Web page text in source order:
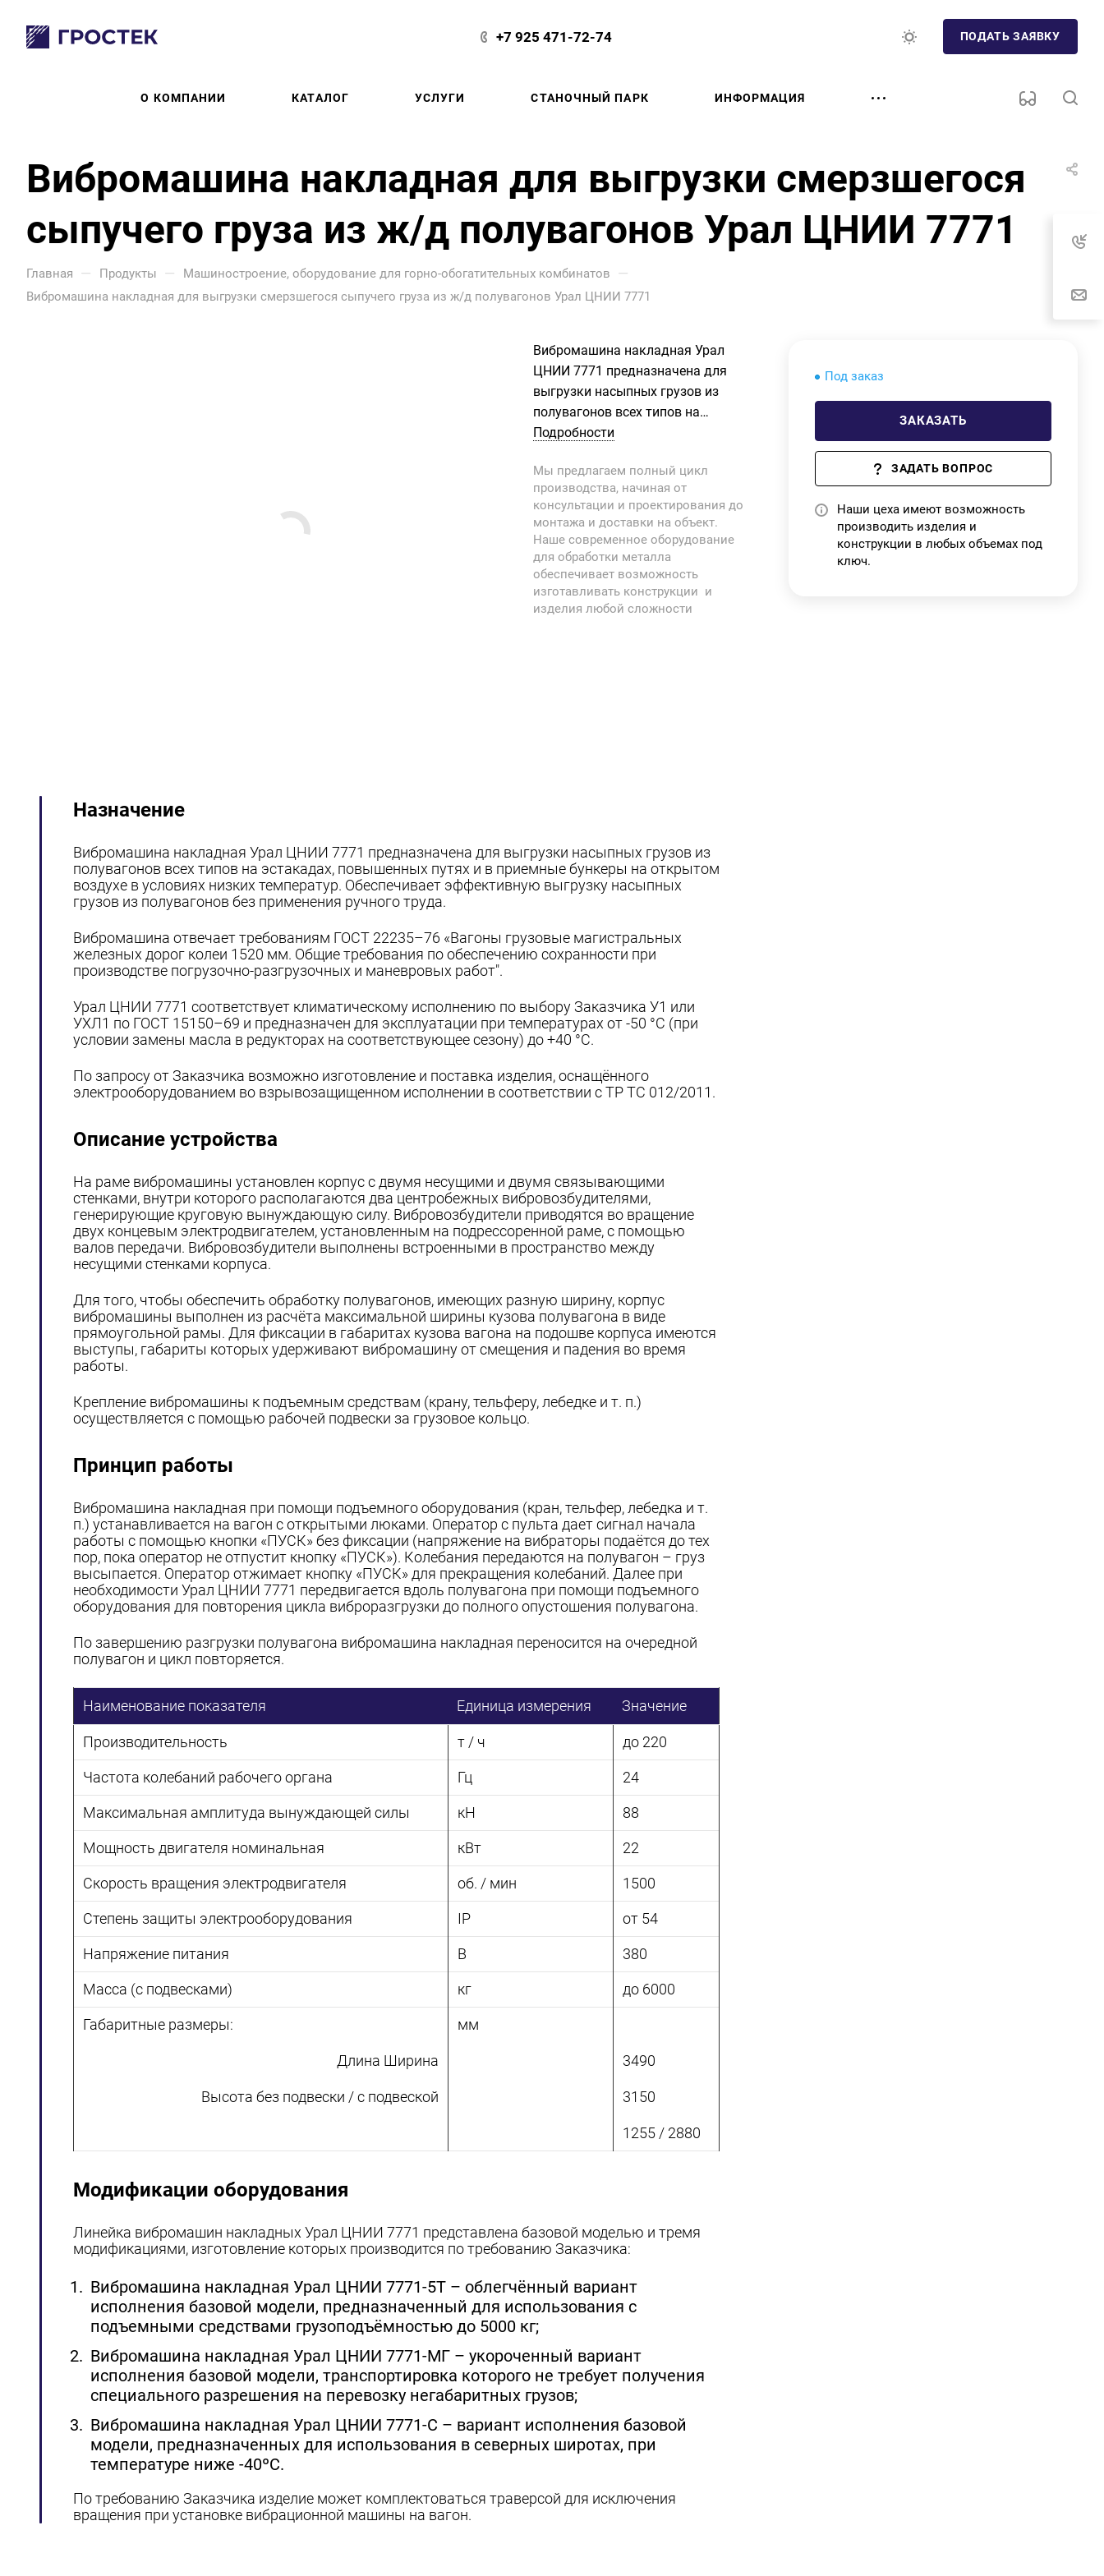
+7 925 471-72-74 ПОДАТЬ ЗАЯВКУ
О КОМПАНИИ КАТАЛОГ УСЛУГИ СТАНОЧНЫЙ ПАРК ИНФОРМАЦИЯ
Вибромашина накладная для выгрузки смерзшегося
сыпучего груза из ж/д полувагонов Урал ЦНИИ 7771
Главная — Продукты — Машиностроение, оборудование для горно-обогатительных комбинатов —
Вибромашина накладная для выгрузки смерзшегося сыпучего груза из ж/д полувагонов Урал ЦНИИ 7771
Под заказ
ЗАКАЗАТЬ
ЗАДАТЬ ВОПРОС
Наши цеха имеют возможность
производить изделия и
конструкции в любых объемах под
ключ.
Вибромашина накладная Урал
ЦНИИ 7771 предназначена для
выгрузки насыпных грузов из
полувагонов всех типов на
эстакадах, повышенных путях и в
воздухе в условиях низких
температур. Обеспечивает
эффективную выгрузку насыпных
грузов из полувагонов без
применения ручного труда.
Подробности
Мы предлагаем полный цикл
производства, начиная от
консультации и проектирования до
монтажа и доставки на объект.
Наше современное оборудование
для обработки металла
обеспечивает возможность
изготавливать конструкции и
изделия любой сложности
Назначение
Вибромашина накладная Урал ЦНИИ 7771 предназначена для выгрузки насыпных грузов из
полувагонов всех типов на эстакадах, повышенных путях и в приемные бункеры на открытом
воздухе в условиях низких температур. Обеспечивает эффективную выгрузку насыпных
грузов из полувагонов без применения ручного труда.
Вибромашина отвечает требованиям ГОСТ 22235–76 «Вагоны грузовые магистральных
железных дорог колеи 1520 мм. Общие требования по обеспечению сохранности при
производстве погрузочно-разгрузочных и маневровых работ".
Урал ЦНИИ 7771 соответствует климатическому исполнению по выбору Заказчика У1 или
УХЛ1 по ГОСТ 15150–69 и предназначен для эксплуатации при температурах от -50 °С (при
условии замены масла в редукторах на соответствующее сезону) до +40 °С.
По запросу от Заказчика возможно изготовление и поставка изделия, оснащённого
электрооборудованием во взрывозащищенном исполнении в соответствии с ТР ТС 012/2011.
Описание устройства
На раме вибромашины установлен корпус с двумя несущими и двумя связывающими
стенками, внутри которого располагаются два центробежных вибровозбудителями,
генерирующие круговую вынуждающую силу. Вибровозбудители приводятся во вращение
двух концевым электродвигателем, установленным на подрессоренной раме, с помощью
валов передачи. Вибровозбудители выполнены встроенными в пространство между
несущими стенками корпуса.
Для того, чтобы обеспечить обработку полувагонов, имеющих разную ширину, корпус
вибромашины выполнен из расчёта максимальной ширины кузова полувагона в виде
прямоугольной рамы. Для фиксации в габаритах кузова вагона на подошве корпуса имеются
выступы, габариты которых удерживают вибромашину от смещения и падения во время
работы.
Крепление вибромашины к подъемным средствам (крану, тельферу, лебедке и т. п.)
осуществляется с помощью рабочей подвески за грузовое кольцо.
Принцип работы
Вибромашина накладная при помощи подъемного оборудования (кран, тельфер, лебедка и т.
п.) устанавливается на вагон с открытыми люками. Оператор с пульта дает сигнал начала
работы с помощью кнопки «ПУСК» без фиксации (напряжение на вибраторы подаётся до тех
пор, пока оператор не отпустит кнопку «ПУСК»). Колебания передаются на полувагон – груз
высыпается. Оператор отжимает кнопку «ПУСК» для прекращения колебаний. Далее при
необходимости Урал ЦНИИ 7771 передвигается вдоль полувагона при помощи подъемного
оборудования для повторения цикла виброразгрузки до полного опустошения полувагона.
По завершению разгрузки полувагона вибромашина накладная переносится на очередной
полувагон и цикл повторяется.
Наименование показателя Единица измерения Значение
Производительность т / ч до 220
Частота колебаний рабочего органа Гц 24
Максимальная амплитуда вынуждающей силы кН 88
Мощность двигателя номинальная кВт 22
Скорость вращения электродвигателя об. / мин 1500
Степень защиты электрооборудования IP от 54
Напряжение питания В 380
Масса (с подвесками) кг до 6000
Габаритные размеры:
Длина Ширина
Высота без подвески / с подвеской
мм
3490
3150
1255 / 2880
Модификации оборудования
Линейка вибромашин накладных Урал ЦНИИ 7771 представлена базовой моделью и тремя
модификациями, изготовление которых производится по требованию Заказчика:
Вибромашина накладная Урал ЦНИИ 7771-5Т – облегчённый вариант
исполнения базовой модели, предназначенный для использования с
подъемными средствами грузоподъёмностью до 5000 кг;
Вибромашина накладная Урал ЦНИИ 7771-МГ – укороченный вариант
исполнения базовой модели, транспортировка которого не требует получения
специального разрешения на перевозку негабаритных грузов;
Вибромашина накладная Урал ЦНИИ 7771-С – вариант исполнения базовой
модели, предназначенных для использования в северных широтах, при
температуре ниже -40ºС.
По требованию Заказчика изделие может комплектоваться траверсой для исключения
вращения при установке вибрационной машины на вагон.